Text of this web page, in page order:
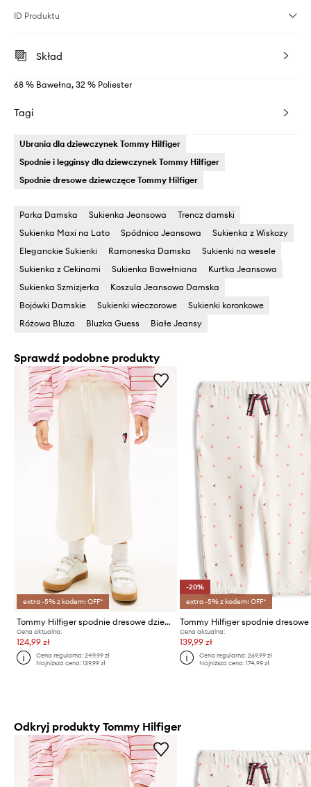
ID Produktu
Skład
68 % Bawełna, 32 % Poliester
Tagi
Ubrania dla dziewczynek Tommy Hilfiger
Spodnie i legginsy dla dziewczynek Tommy Hilfiger
Spodnie dresowe dziewczęce Tommy Hilfiger
Parka Damska Sukienka Jeansowa
Trencz damski
Sukienka Maxi na Lato
Spódnica Jeansowa
Sukienka z Wiskozy
Eleganckie Sukienki
Ramoneska Damska
Sukienki na wesele
Sukienka z Cekinami
Sukienka Bawełniana
Kurtka Jeansowa
Sukienka Szmizjerka
Koszula Jeansowa Damska
Bojówki Damskie
Sukienki wieczorowe
Sukienki koronkowe
Różowa Bluza
Bluzka Guess Białe Jeansy
Sprawdź podobne produkty
extra -5% z kodem: OFF*
Tommy Hilfiger spodnie dresowe dziecięce bawełniane
Cena aktualna:
124,99 zł
Cena regularna:249,99 zł
Najniższa cena:129,99 zł
-20%
extra -5% z kodem: OFF*
Cena aktualna:
139,99 zł
Cena regularna: 269,99 zł
Najniższa cena: 174,99 zł
Odkryj produkty Tommy Hilfiger